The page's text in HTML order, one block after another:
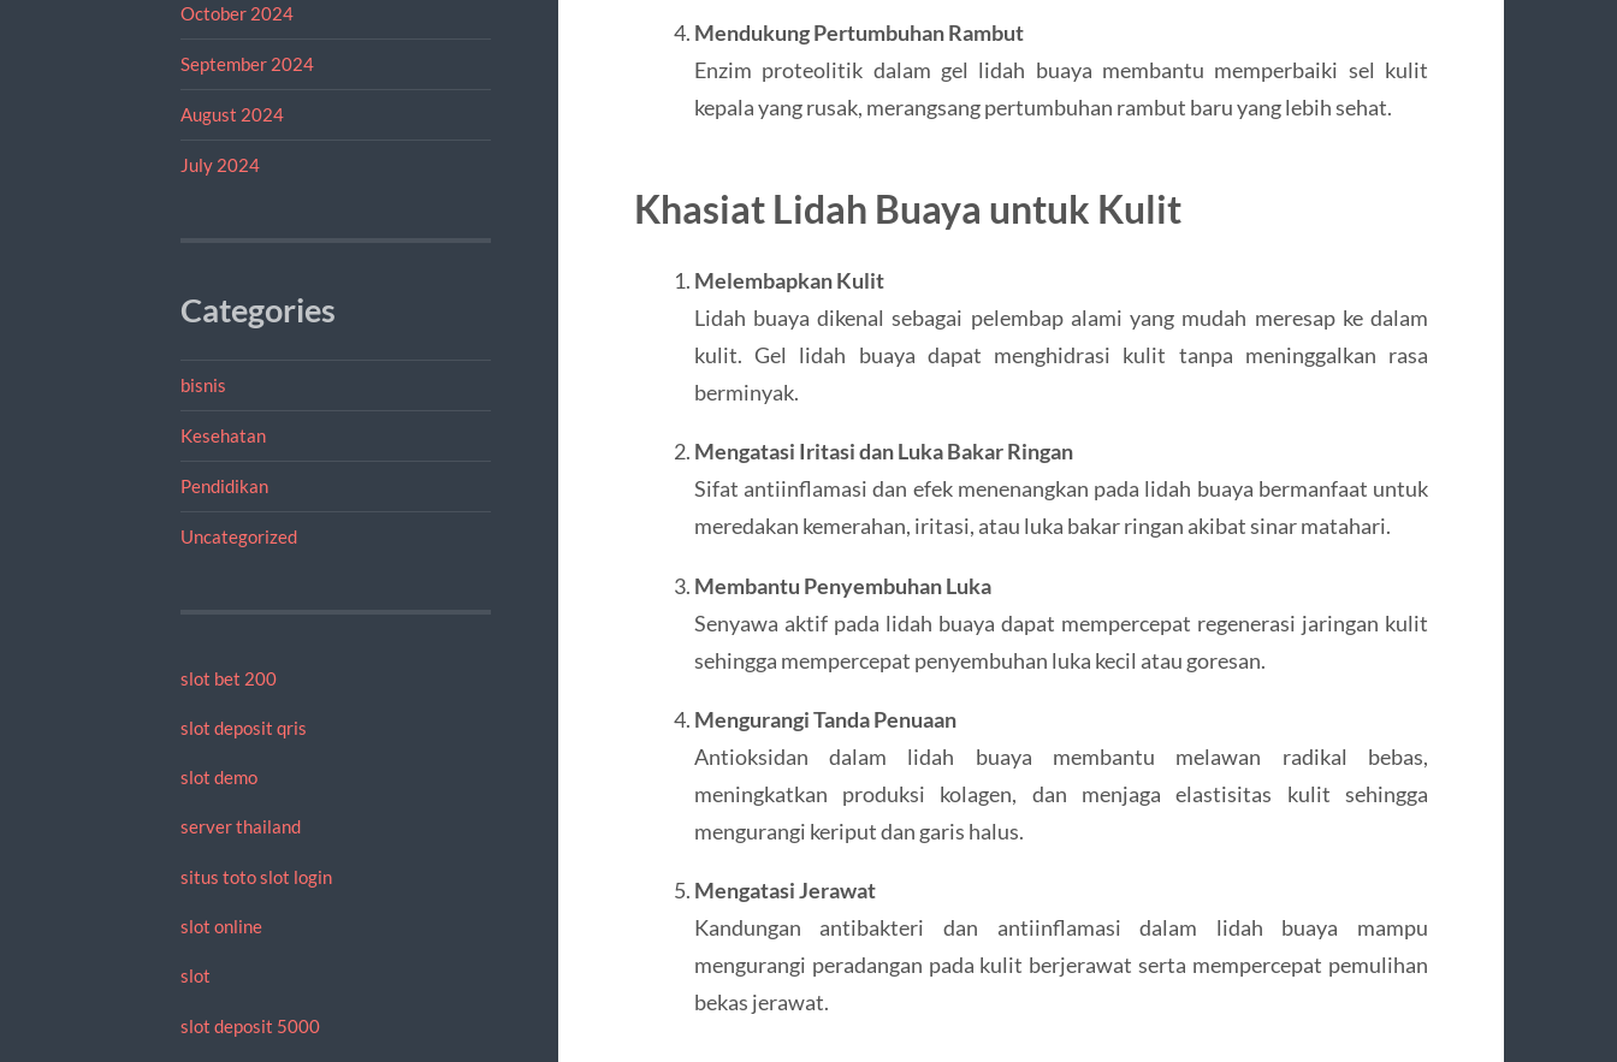
October 2024
September 2024
August 2024
July 2024
Categories
bisnis
Kesehatan
Pendidikan
Uncategorized
slot bet 200
slot deposit qris
slot demo
server thailand
situs toto slot login
slot online
slot
slot deposit 5000
Mendukung Pertumbuhan Rambut
Enzim proteolitik dalam gel lidah buaya membantu memperbaiki sel kulit
kepala yang rusak, merangsang pertumbuhan rambut baru yang lebih sehat.
Khasiat Lidah Buaya untuk Kulit
Melembapkan Kulit
Lidah buaya dikenal sebagai pelembap alami yang mudah meresap ke dalam
kulit. Gel lidah buaya dapat menghidrasi kulit tanpa meninggalkan rasa
berminyak.
Mengatasi Iritasi dan Luka Bakar Ringan
Sifat antiinflamasi dan efek menenangkan pada lidah buaya bermanfaat untuk
meredakan kemerahan, iritasi, atau luka bakar ringan akibat sinar matahari.
Membantu Penyembuhan Luka
Senyawa aktif pada lidah buaya dapat mempercepat regenerasi jaringan kulit
sehingga mempercepat penyembuhan luka kecil atau goresan.
Mengurangi Tanda Penuaan
Antioksidan dalam lidah buaya membantu melawan radikal bebas,
meningkatkan produksi kolagen, dan menjaga elastisitas kulit sehingga
mengurangi keriput dan garis halus.
Mengatasi Jerawat
Kandungan antibakteri dan antiinflamasi dalam lidah buaya mampu
mengurangi peradangan pada kulit berjerawat serta mempercepat pemulihan
bekas jerawat.